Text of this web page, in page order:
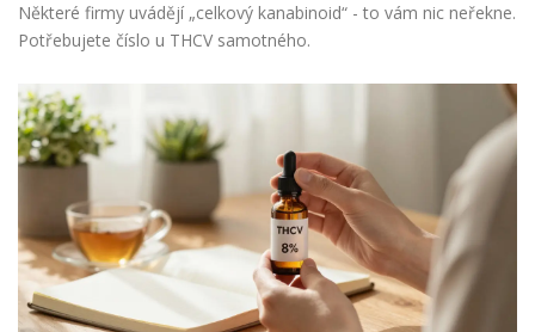
Některé firmy uvádějí „celkový kanabinoid“ - to vám nic neřekne.
Potřebujete číslo u THCV samotného.